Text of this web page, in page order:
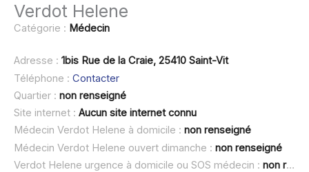
Verdot Helene
Catégorie : Médecin
Adresse : 1bis Rue de la Craie, 25410 Saint-Vit
Téléphone : Contacter
Quartier : non renseigné
Site internet : Aucun site internet connu
Médecin Verdot Helene à domicile : non renseigné
Médecin Verdot Helene ouvert dimanche : non renseigné
Verdot Helene urgence à domicile ou SOS médecin : non renseigné